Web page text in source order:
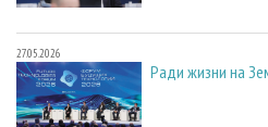
27.05.2026
Ради жизни на